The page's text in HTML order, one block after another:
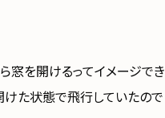
窓を開けるってイメージでき
けた状態で飛行していたので